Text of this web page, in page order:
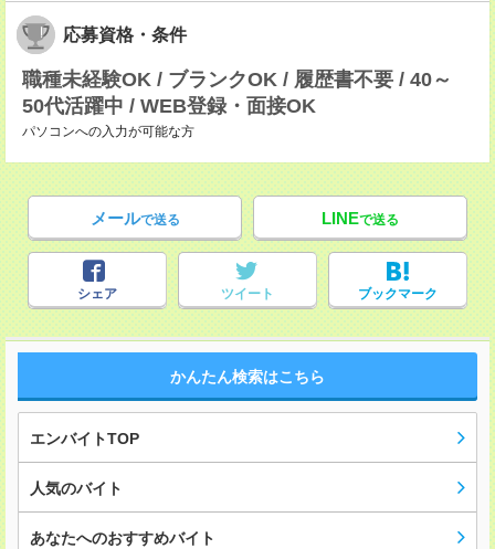
応募資格・条件
職種未経験OK / ブランクOK / 履歴書不要 / 40～
50代活躍中 / WEB登録・面接OK
パソコンへの入力が可能な方
メールで送る LINEで送る
シェア ツイート ブックマーク
かんたん検索はこちら
エンバイトTOP
人気のバイト
あなたへのおすすめバイト